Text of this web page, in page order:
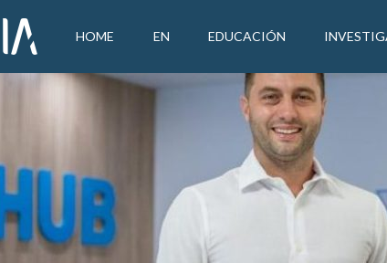
HOME EN EDUCACIÓN